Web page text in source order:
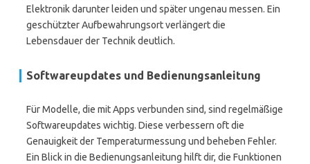
Elektronik darunter leiden und später ungenau messen. Ein
geschützter Aufbewahrungsort verlängert die
Lebensdauer der Technik deutlich.
Softwareupdates und Bedienungsanleitung
Für Modelle, die mit Apps verbunden sind, sind regelmäßige
Softwareupdates wichtig. Diese verbessern oft die
Genauigkeit der Temperaturmessung und beheben Fehler.
Ein Blick in die Bedienungsanleitung hilft dir, die Funktionen